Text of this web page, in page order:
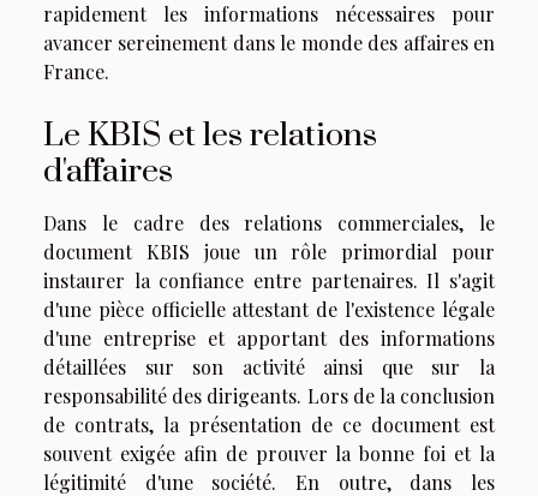
rapidement les informations nécessaires pour
avancer sereinement dans le monde des affaires en
France.
Le KBIS et les relations
d'affaires
Dans le cadre des relations commerciales, le
document KBIS joue un rôle primordial pour
instaurer la confiance entre partenaires. Il s'agit
d'une pièce officielle attestant de l'existence légale
d'une entreprise et apportant des informations
détaillées sur son activité ainsi que sur la
responsabilité des dirigeants. Lors de la conclusion
de contrats, la présentation de ce document est
souvent exigée afin de prouver la bonne foi et la
légitimité d'une société. En outre, dans les